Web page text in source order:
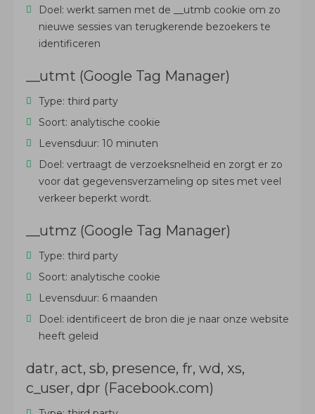
Doel: werkt samen met de __utmb cookie om zo
nieuwe sessies van terugkerende bezoekers te
identificeren
__utmt (Google Tag Manager)
Type: third party
Soort: analytische cookie
Levensduur: 10 minuten
Doel: vertraagt de verzoeksnelheid en zorgt er zo
voor dat gegevensverzameling op sites met veel
verkeer beperkt wordt.
__utmz (Google Tag Manager)
Type: third party
Soort: analytische cookie
Levensduur: 6 maanden
Doel: identificeert de bron die je naar onze website
heeft geleid
datr, act, sb, presence, fr, wd, xs,
c_user, dpr (Facebook.com)